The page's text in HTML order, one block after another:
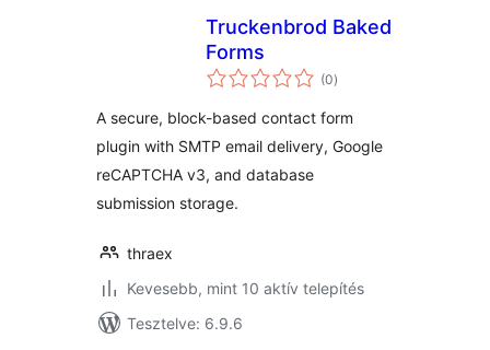
Truckenbrod Baked
Forms
(0értékelés
összesen
)
A secure, block-based contact form
plugin with SMTP email delivery, Google
reCAPTCHA v3, and database
submission storage.
thraex
Kevesebb, mint 10 aktív telepítés
Tesztelve: 6.9.6